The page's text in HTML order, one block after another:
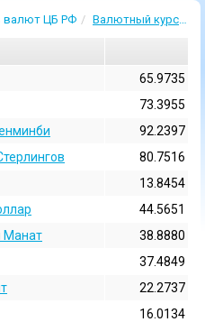
валют ЦБ РФ Валютный курс 27 Август 2019
65.9735
73.3955
92.2397
80.7516
13.8454
44.5651
Манат
38.8880
37.4849
22.2737
16.0134